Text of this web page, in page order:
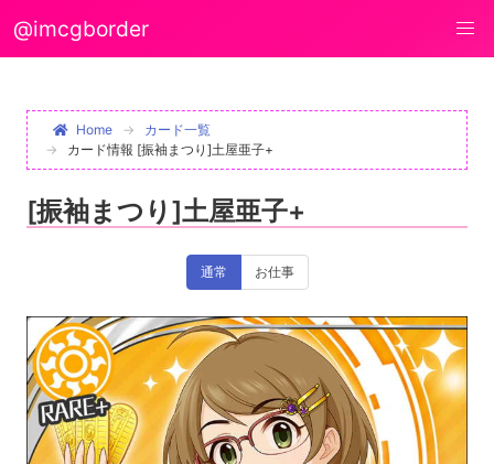
@imcgborder
Home
カード一覧
カード情報 [振袖まつり]土屋亜子+
[振袖まつり]土屋亜子+
通常 お仕事